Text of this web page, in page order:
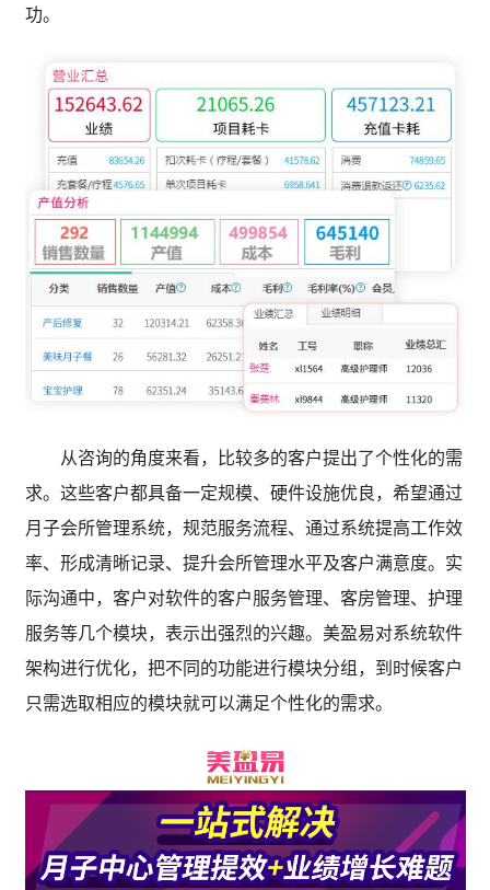
功。
从咨询的角度来看，比较多的客户提出了个性化的需
求。这些客户都具备一定规模、硬件设施优良，希望通过
月子会所管理系统，规范服务流程、通过系统提高工作效
率、形成清晰记录、提升会所管理水平及客户满意度。实
际沟通中，客户对软件的客户服务管理、客房管理、护理
服务等几个模块，表示出强烈的兴趣。美盈易对系统软件
架构进行优化，把不同的功能进行模块分组，到时候客户
只需选取相应的模块就可以满足个性化的需求。